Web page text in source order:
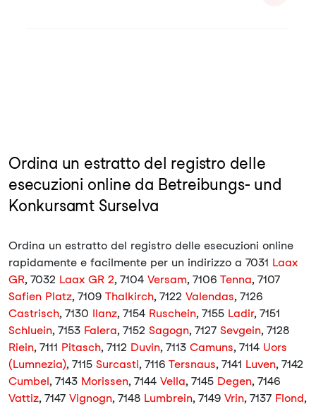
Ordina un estratto del registro delle
esecuzioni online da Betreibungs- und
Konkursamt Surselva
Ordina un estratto del registro delle esecuzioni online
rapidamente e facilmente per un indirizzo a 7031 Laax
GR, 7032 Laax GR 2, 7104 Versam, 7106 Tenna, 7107
Safien Platz, 7109 Thalkirch, 7122 Valendas, 7126
Castrisch, 7130 Ilanz, 7154 Ruschein, 7155 Ladir, 7151
Schluein, 7153 Falera, 7152 Sagogn, 7127 Sevgein, 7128
Riein, 7111 Pitasch, 7112 Duvin, 7113 Camuns, 7114 Uors
(Lumnezia), 7115 Surcasti, 7116 Tersnaus, 7141 Luven, 7142
Cumbel, 7143 Morissen, 7144 Vella, 7145 Degen, 7146
Vattiz, 7147 Vignogn, 7148 Lumbrein, 7149 Vrin, 7137 Flond,